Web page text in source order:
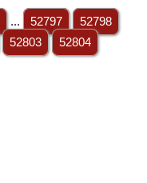
... 52797
52798
52803
52804